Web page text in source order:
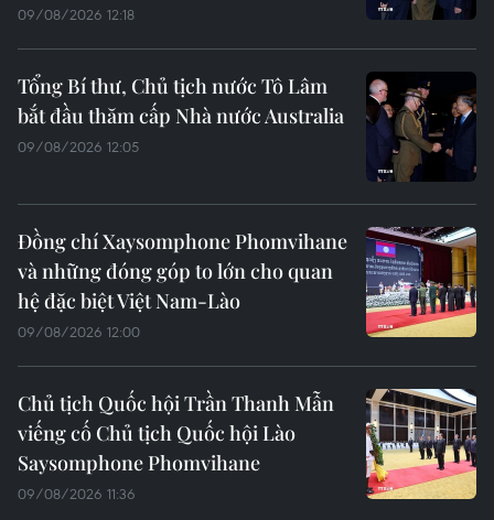
09/08/2026 12:18
Tổng Bí thư, Chủ tịch nước Tô Lâm
bắt đầu thăm cấp Nhà nước Australia
09/08/2026 12:05
Đồng chí Xaysomphone Phomvihane
và những đóng góp to lớn cho quan
hệ đặc biệt Việt Nam-Lào
09/08/2026 12:00
Chủ tịch Quốc hội Trần Thanh Mẫn
viếng cố Chủ tịch Quốc hội Lào
Saysomphone Phomvihane
09/08/2026 11:36